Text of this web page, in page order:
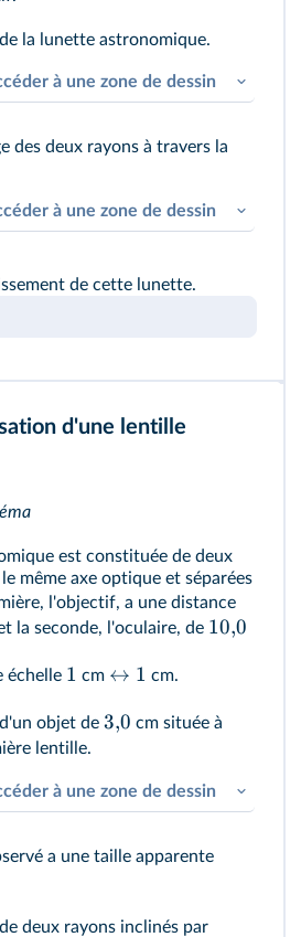
la lunette astronomique.
à une zone de dessin
des deux rayons à travers la
à une zone de dessin
de cette lunette.
d'une lentille
est constituée de deux
même axe optique et séparées
l'objectif, a une distance
la seconde, l'oculaire, de 10,0
échelle 1 cm ↔ 1 cm.
objet de 3,0 cm située à
lentille.
à une zone de dessin
a une taille apparente
deux rayons inclinés par